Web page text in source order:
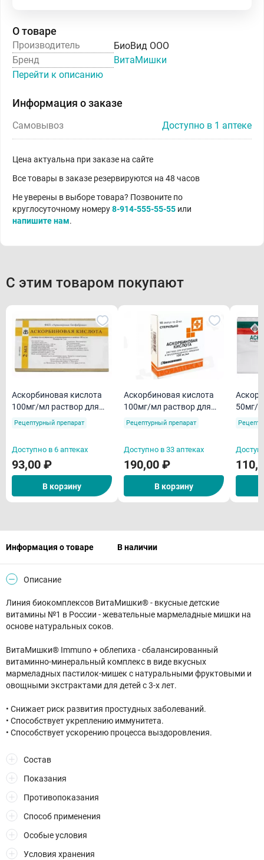
О товаре
Производитель
БиоВид ООО
Бренд
ВитаМишки
Перейти к описанию
Информация о заказе
Самовывоз Доступно в 1 аптеке
Цена актуальна при заказе на сайте
Все товары в заказе резервируются на 48 часов
Не уверены в выборе товара? Позвоните по
круглосуточному номеру8-914-555-55-55 или
напишите нам.
С этим товаром покупают
Аскорбиновая кислота
100мг/мл раствор для
внутривенного и
N10
Рецептурный препарат
Доступно в 6 аптеках
93,00 ₽
В корзину
Аскорбиновая кислота
100мг/мл раствор для
внутривенного и
N10
Рецептурный препарат
Доступно в 33 аптеках
190,00 ₽
В корзину
50мг/
Информация о товаре В наличии
Описание
Линия биокомплексов ВитаМишки® - вкусные детские
витамины №1 в России - жевательные мармеладные мишки на
основе натуральных соков.
ВитаМишки® Immuno + облепиха - сбалансированный
витаминно-минеральный комплекс в виде вкусных
мармеладных пастилок-мишек с натуральными фруктовыми и
овощными экстрактами для детей с 3-х лет.
• Снижает риск развития простудных заболеваний.
• Способствует укреплению иммунитета.
• Способствует ускорению процесса выздоровления.
Состав
Показания
Противопоказания
Способ применения
Особые условия
Условия хранения